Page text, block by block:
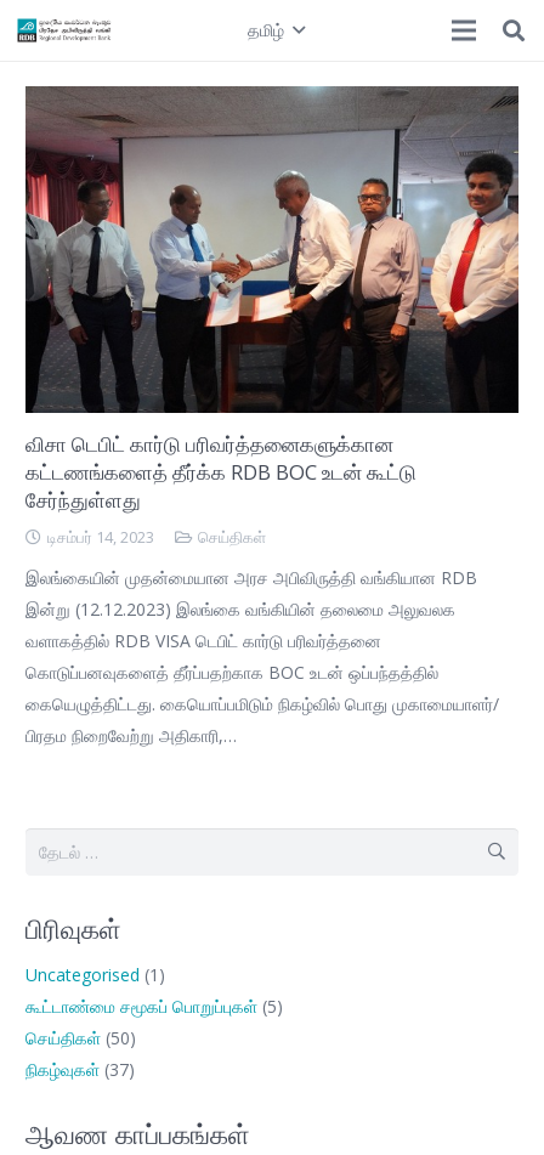
தமிழ்
விசா டெபிட் கார்டு பரிவர்த்தனைகளுக்கான
கட்டணங்களைத் தீர்க்க RDB BOC உடன் கூட்டு
சேர்ந்துள்ளது
டிசம்பர் 14, 2023 செய்திகள்
இலங்கையின் முதன்மையான அரச அபிவிருத்தி வங்கியான RDB
இன்று (12.12.2023) இலங்கை வங்கியின் தலைமை அலுவலக
வளாகத்தில் RDB VISA டெபிட் கார்டு பரிவர்த்தனை
கொடுப்பனவுகளைத் தீர்ப்பதற்காக BOC உடன் ஒப்பந்தத்தில்
கையெழுத்திட்டது. கையொப்பமிடும் நிகழ்வில் பொது முகாமையாளர்/
பிரதம நிறைவேற்று அதிகாரி,…
இதற்காகத்
பிரிவுகள்
Uncategorised (1)
கூட்டாண்மை சமூகப் பொறுப்புகள் (5)
செய்திகள் (50)
நிகழ்வுகள் (37)
ஆவண காப்பகங்கள்